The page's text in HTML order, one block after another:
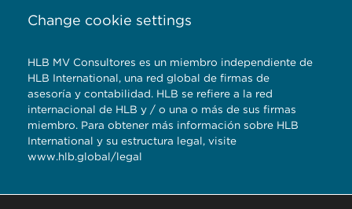
Change cookie settings
HLB MV Consultores es un miembro independiente de
HLB International, una red global de firmas de
asesoría y contabilidad. HLB se refiere a la red
internacional de HLB y / o una o más de sus firmas
miembro. Para obtener más información sobre HLB
International y su estructura legal, visite
www.hlb.global/legal